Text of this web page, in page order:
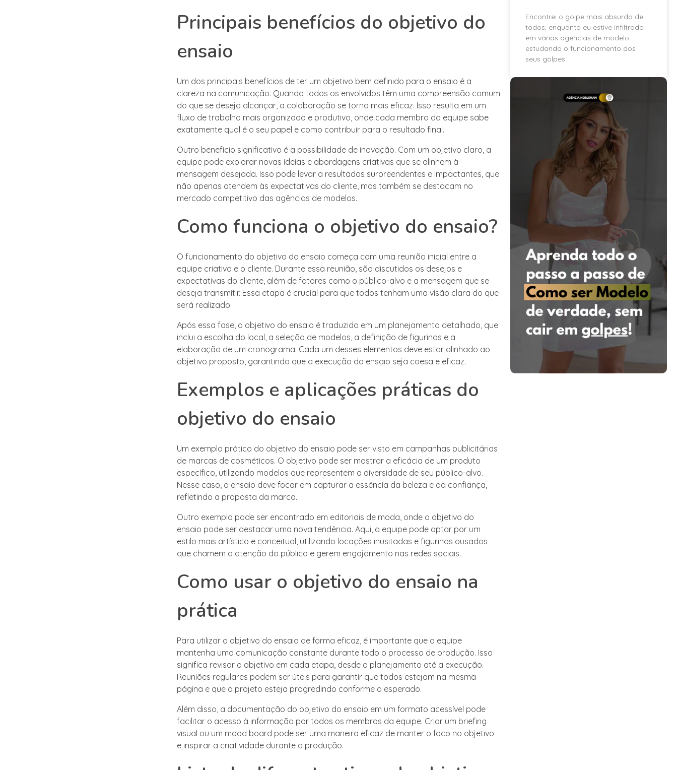
Principais benefícios do objetivo do
ensaio
Um dos principais benefícios de ter um objetivo bem definido para o ensaio é a
clareza na comunicação. Quando todos os envolvidos têm uma compreensão comum
do que se deseja alcançar, a colaboração se torna mais eficaz. Isso resulta em um
fluxo de trabalho mais organizado e produtivo, onde cada membro da equipe sabe
exatamente qual é o seu papel e como contribuir para o resultado final.
Outro benefício significativo é a possibilidade de inovação. Com um objetivo claro, a
equipe pode explorar novas ideias e abordagens criativas que se alinhem à
mensagem desejada. Isso pode levar a resultados surpreendentes e impactantes, que
não apenas atendem às expectativas do cliente, mas também se destacam no
mercado competitivo das agências de modelos.
Como funciona o objetivo do ensaio?
O funcionamento do objetivo do ensaio começa com uma reunião inicial entre a
equipe criativa e o cliente. Durante essa reunião, são discutidos os desejos e
expectativas do cliente, além de fatores como o público-alvo e a mensagem que se
deseja transmitir. Essa etapa é crucial para que todos tenham uma visão clara do que
será realizado.
Após essa fase, o objetivo do ensaio é traduzido em um planejamento detalhado, que
inclui a escolha do local, a seleção de modelos, a definição de figurinos e a
elaboração de um cronograma. Cada um desses elementos deve estar alinhado ao
objetivo proposto, garantindo que a execução do ensaio seja coesa e eficaz.
Exemplos e aplicações práticas do
objetivo do ensaio
Um exemplo prático do objetivo do ensaio pode ser visto em campanhas publicitárias
de marcas de cosméticos. O objetivo pode ser mostrar a eficácia de um produto
específico, utilizando modelos que representem a diversidade de seu público-alvo.
Nesse caso, o ensaio deve focar em capturar a essência da beleza e da confiança,
refletindo a proposta da marca.
Outro exemplo pode ser encontrado em editoriais de moda, onde o objetivo do
ensaio pode ser destacar uma nova tendência. Aqui, a equipe pode optar por um
estilo mais artístico e conceitual, utilizando locações inusitadas e figurinos ousados
que chamem a atenção do público e gerem engajamento nas redes sociais.
Como usar o objetivo do ensaio na
prática
Para utilizar o objetivo do ensaio de forma eficaz, é importante que a equipe
mantenha uma comunicação constante durante todo o processo de produção. Isso
significa revisar o objetivo em cada etapa, desde o planejamento até a execução.
Reuniões regulares podem ser úteis para garantir que todos estejam na mesma
página e que o projeto esteja progredindo conforme o esperado.
Além disso, a documentação do objetivo do ensaio em um formato acessível pode
facilitar o acesso à informação por todos os membros da equipe. Criar um briefing
visual ou um mood board pode ser uma maneira eficaz de manter o foco no objetivo
e inspirar a criatividade durante a produção.
Encontrei o golpe mais absurdo de
todos, enquanto eu estive infiltrado
em várias agências de modelo
estudando o funcionamento dos
seus golpes